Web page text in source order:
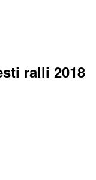
ralli 2018